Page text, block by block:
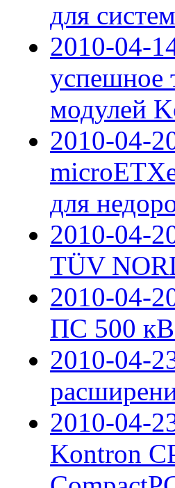
для
2010-04-
успешное
модулей
2010-04-
для
2010-04-
TÜV
2010-04-
ПС 500 кВ
2010-04-
2010-04-
Kontron